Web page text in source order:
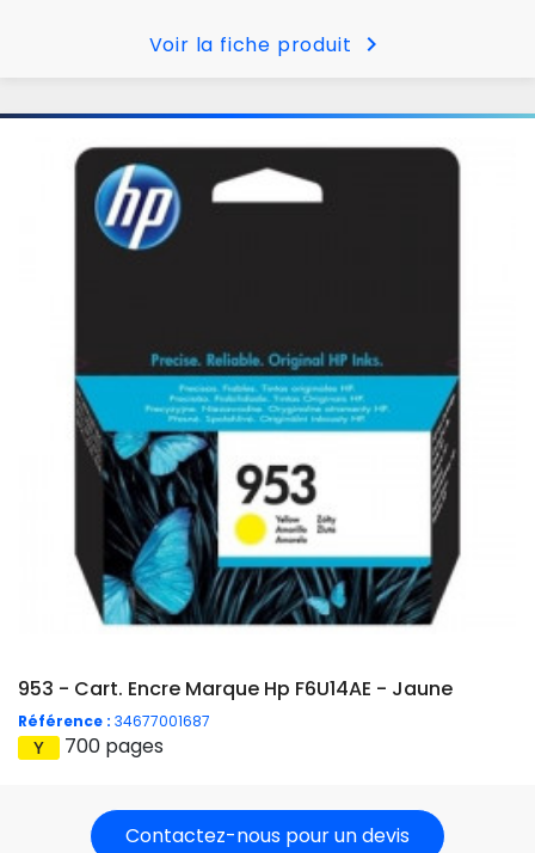
Voir la fiche produit chevron_right
953 - Cart. Encre Marque Hp F6U14AE - Jaune
Référence : 34677001687
700 pages
Contactez-nous pour un devis